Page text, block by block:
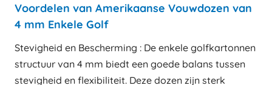
Voordelen van Amerikaanse Vouwdozen van
4 mm Enkele Golf
Stevigheid en Bescherming : De enkele golfkartonnen
structuur van 4 mm biedt een goede balans tussen
stevigheid en flexibiliteit. Deze dozen zijn sterk